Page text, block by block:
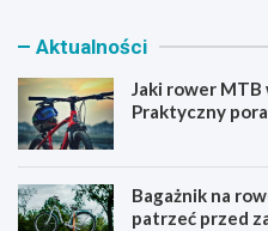
Aktualności
Jaki rower MTB
Praktyczny
Bagażnik na
patrzeć przed